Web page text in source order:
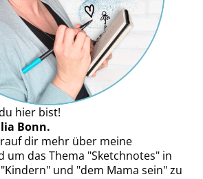
hier bist!
Bonn.
dir mehr über meine
um das Thema "Sketchnotes" in
und "dem Mama sein" zu